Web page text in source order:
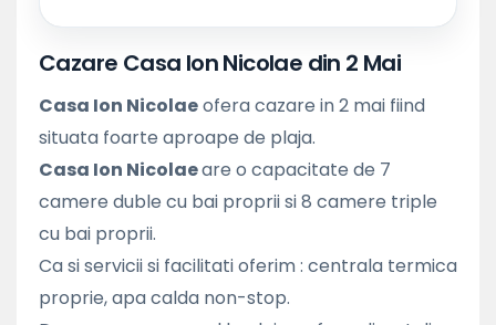
Cazare Casa Ion Nicolae din 2 Mai
Casa Ion Nicolaeofera cazare in 2 mai fiind
situata foarte aproape de plaja.
Casa Ion Nicolaeare o capacitate de 7
camere duble cu bai proprii si 8 camere triple
cu bai proprii.
Ca si servicii si facilitati oferim : centrala termica
proprie, apa calda non-stop.